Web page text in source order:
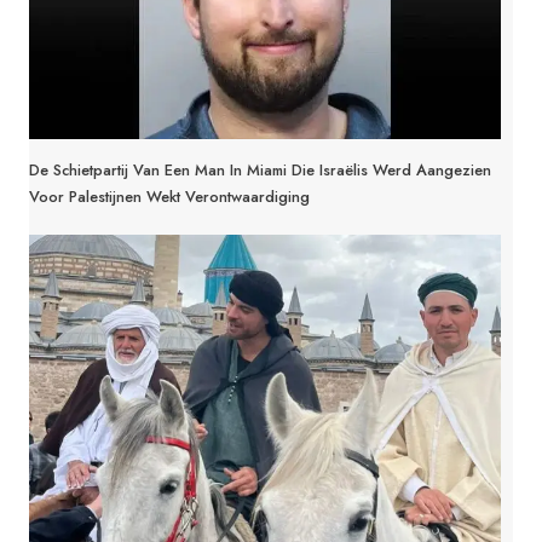
De Schietpartij Van Een Man In Miami Die Israëlis Werd Aangezien
Voor Palestijnen Wekt Verontwaardiging